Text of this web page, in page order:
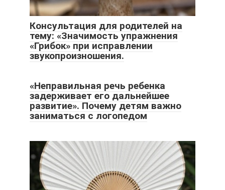
Консультация для родителей на
тему: «Значимость упражнения
«Грибок» при исправлении
звукопроизношения.
«Неправильная речь ребенка
задерживает его дальнейшее
развитие». Почему детям важно
заниматься с логопедом